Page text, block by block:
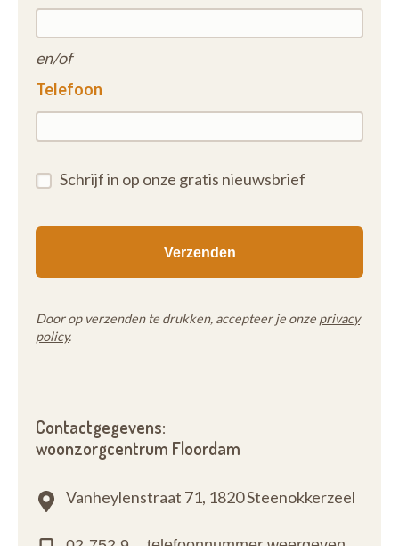
en/of
Telefoon
Schrijf in op onze gratis nieuwsbrief
Door op verzenden te drukken, accepteer je onze privacy
policy.
Contactgegevens:
woonzorgcentrum Floordam
Vanheylenstraat 71, 1820 Steenokkerzeel